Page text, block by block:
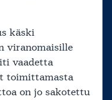
käski
viranomaisille
vaadetta
toimittamasta
on jo sakotettu